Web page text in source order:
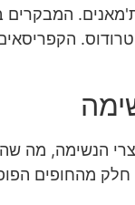
המבקרים
טרודוס.
הנשימה, מה
חלק מהחופים